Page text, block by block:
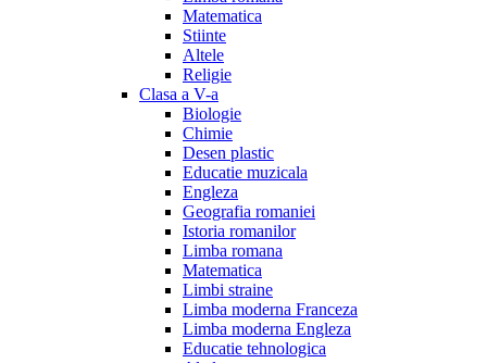
Matematica
Stiinte
Altele
Religie
Clasa a V-a
Biologie
Chimie
Desen plastic
Educatie muzicala
Engleza
Geografia romaniei
Istoria romanilor
Limba romana
Matematica
Limbi straine
Limba moderna Franceza
Limba moderna Engleza
Educatie tehnologica